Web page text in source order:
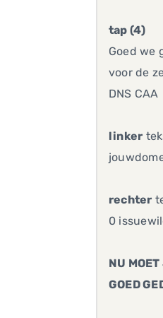
tap (4)
Goed we
voor de
DNS CAA
linker
rechter
0
NU
GOED